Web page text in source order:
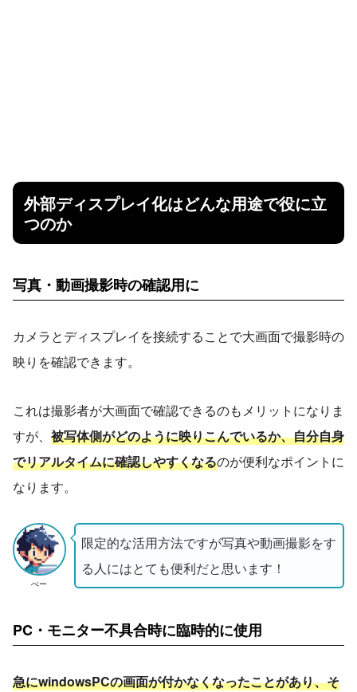
外部ディスプレイ化はどんな用途で役に立
つのか
写真・動画撮影時の確認用に
カメラとディスプレイを接続することで大画面で撮影時の
映りを確認できます。
これは撮影者が大画面で確認できるのもメリットになりま
すが、 被写体側がどのように映りこんでいるか、自分自身
でリアルタイムに確認しやすくなるのが便利なポイントに
なります。
ぺー
限定的な活用方法ですが写真や動画撮影をす
る人にはとても便利だと思います！
PC・モニター不具合時に臨時的に使用
急にwindowsPCの画面が付かなくなったことがあり、そ